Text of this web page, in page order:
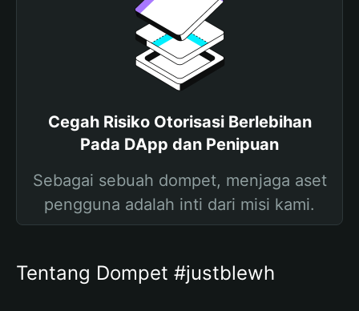
Cegah Risiko Otorisasi Berlebihan
Pada DApp dan Penipuan
Sebagai sebuah dompet, menjaga aset
pengguna adalah inti dari misi kami.
Tentang Dompet #justblewh